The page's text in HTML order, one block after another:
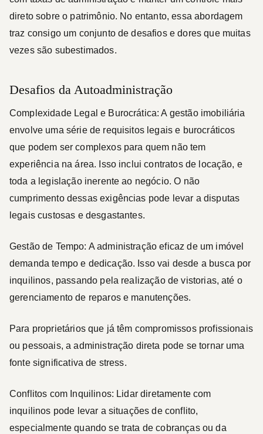
direto sobre o patrimônio. No entanto, essa abordagem
traz consigo um conjunto de desafios e dores que muitas
vezes são subestimados.
Desafios da Autoadministração
Complexidade Legal e Burocrática: A gestão imobiliária
envolve uma série de requisitos legais e burocráticos
que podem ser complexos para quem não tem
experiência na área. Isso inclui contratos de locação, e
toda a legislação inerente ao negócio. O não
cumprimento dessas exigências pode levar a disputas
legais custosas e desgastantes.
Gestão de Tempo: A administração eficaz de um imóvel
demanda tempo e dedicação. Isso vai desde a busca por
inquilinos, passando pela realização de vistorias, até o
gerenciamento de reparos e manutenções.
Para proprietários que já têm compromissos profissionais
ou pessoais, a administração direta pode se tornar uma
fonte significativa de stress.
Conflitos com Inquilinos: Lidar diretamente com
inquilinos pode levar a situações de conflito,
especialmente quando se trata de cobranças ou da